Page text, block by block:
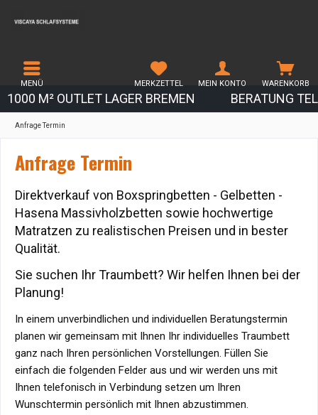
1000 M² OUTLET LAGER BREMEN BERATUNG
MENÜ WARENKORB
MERKZETTEL MEIN KONTO
Anfrage Termin
Anfrage Termin
Direktverkauf von Boxspringbetten - Gelbetten -
Hasena Massivholzbetten sowie hochwertige
Matratzen zu realistischen Preisen und in bester
Qualität.
Sie suchen Ihr Traumbett? Wir helfen Ihnen bei der
Planung!
In einem unverbindlichen und individuellen Beratungstermin
planen wir gemeinsam mit Ihnen Ihr individuelles Traumbett
ganz nach Ihren persönlichen Vorstellungen. Füllen Sie
einfach die folgenden Felder aus und wir werden uns mit
Ihnen telefonisch in Verbindung setzen um Ihren
Wunschtermin persönlich mit Ihnen abzustimmen.